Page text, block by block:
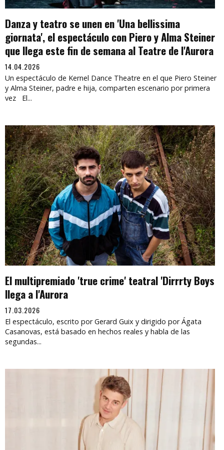
Danza y teatro se unen en 'Una bellissima
giornata', el espectáculo con Piero y Alma Steiner
que llega este fin de semana al Teatre de l'Aurora
14.04.2026
Un espectáculo de Kernel Dance Theatre en el que Piero Steiner
y Alma Steiner, padre e hija, comparten escenario por primera
vez El...
El multipremiado 'true crime' teatral 'Dirrrty Boys
llega a l'Aurora
17.03.2026
El espectáculo, escrito por Gerard Guix y dirigido por Ágata
Casanovas, está basado en hechos reales y habla de las
segundas...